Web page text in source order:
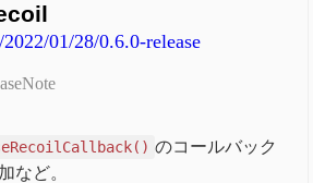
01/28/0.6.0-release
のコールバック
など。